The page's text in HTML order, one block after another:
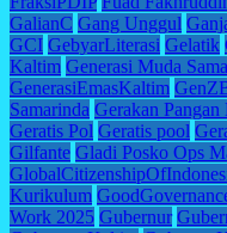
GalianC Gang Unggul
GCI GebyarLiterasi Gelatik
Kaltim Generasi Muda
GenerasiEmasKaltim
Samarinda Gerakan Pangan
Geratis Pol Geratis pool
Gilfante Gladi Posko Ops
Kurikulum
Work 2025 Gubernur